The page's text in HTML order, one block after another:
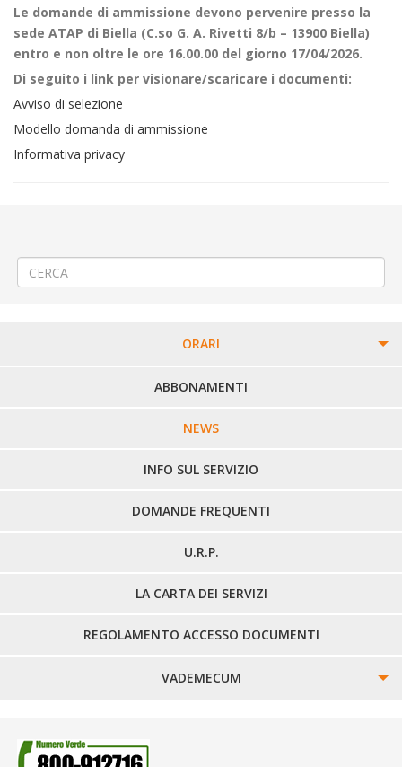
Le domande di ammissione devono pervenire presso la
sede ATAP di Biella (C.so G. A. Rivetti 8/b – 13900 Biella)
entro e non oltre le ore 16.00.00 del giorno 17/04/2026.
Di seguito i link per visionare/scaricare i documenti:
Avviso di selezione
Modello domanda di ammissione
Informativa privacy
ORARI
PERCORSI URBANI IN BIELLA
LINEE URBANE VERCELLI
LINEE EXTRAURBANE
ABBONAMENTI
NEWS
INFO SUL SERVIZIO
DOMANDE FREQUENTI
U.R.P.
LA CARTA DEI SERVIZI
REGOLAMENTO ACCESSO DOCUMENTI
VADEMECUM
SMARRIMENTO OGGETTI